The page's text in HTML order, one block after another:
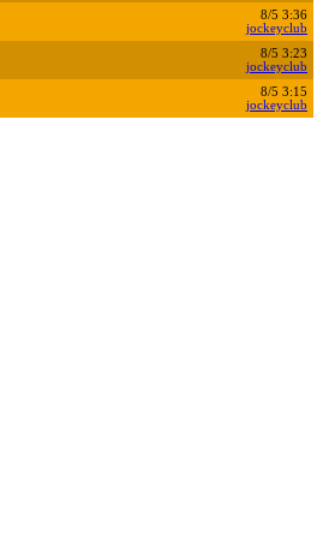
8/5 3:36
jockeyclub
8/5 3:23
jockeyclub
8/5 3:15
jockeyclub